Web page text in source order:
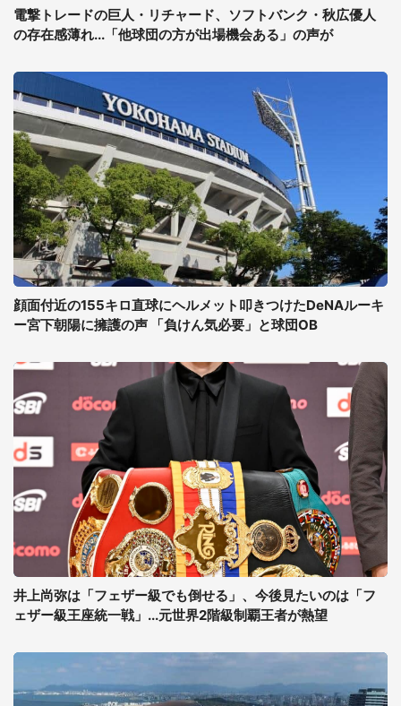
電撃トレードの巨人・リチャード、ソフトバンク・秋広優人
の存在感薄れ...「他球団の方が出場機会ある」の声が
顔面付近の155キロ直球にヘルメット叩きつけたDeNAルーキ
ー宮下朝陽に擁護の声 「負けん気必要」と球団OB
井上尚弥は「フェザー級でも倒せる」、今後見たいのは「フ
ェザー級王座統一戦」...元世界2階級制覇王者が熱望